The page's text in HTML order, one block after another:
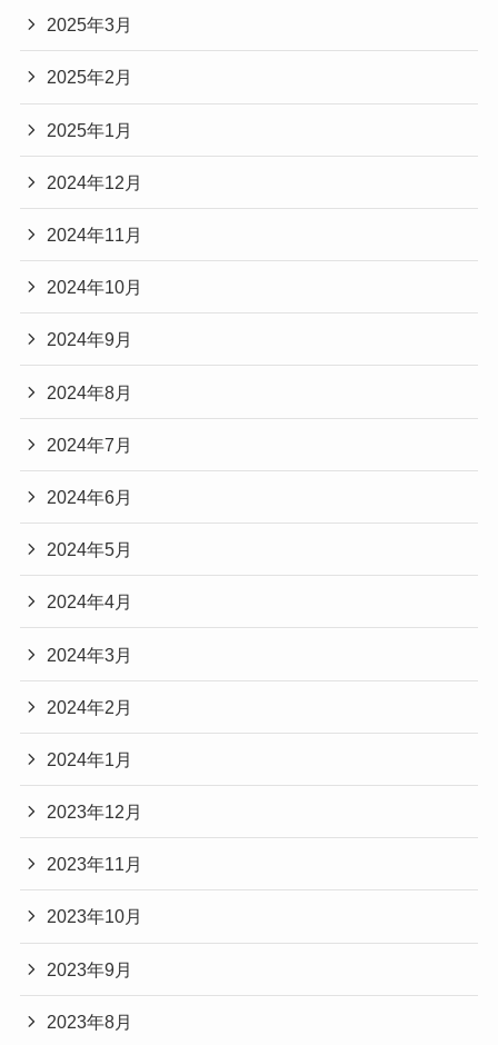
2025年3月
2025年2月
2025年1月
2024年12月
2024年11月
2024年10月
2024年9月
2024年8月
2024年7月
2024年6月
2024年5月
2024年4月
2024年3月
2024年2月
2024年1月
2023年12月
2023年11月
2023年10月
2023年9月
2023年8月